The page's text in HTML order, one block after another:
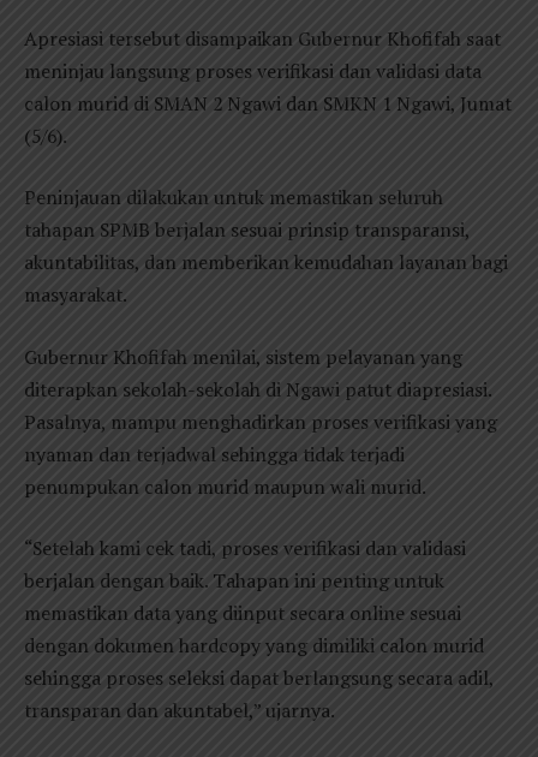
Apresiasi tersebut disampaikan Gubernur Khofifah saat
meninjau langsung proses verifikasi dan validasi data
calon murid di SMAN 2 Ngawi dan SMKN 1 Ngawi, Jumat
(5/6).
Peninjauan dilakukan untuk memastikan seluruh
tahapan SPMB berjalan sesuai prinsip transparansi,
akuntabilitas, dan memberikan kemudahan layanan bagi
masyarakat.
Gubernur Khofifah menilai, sistem pelayanan yang
diterapkan sekolah-sekolah di Ngawi patut diapresiasi.
Pasalnya, mampu menghadirkan proses verifikasi yang
nyaman dan terjadwal sehingga tidak terjadi
penumpukan calon murid maupun wali murid.
“Setelah kami cek tadi, proses verifikasi dan validasi
berjalan dengan baik. Tahapan ini penting untuk
memastikan data yang diinput secara online sesuai
dengan dokumen hardcopy yang dimiliki calon murid
sehingga proses seleksi dapat berlangsung secara adil,
transparan dan akuntabel,” ujarnya.